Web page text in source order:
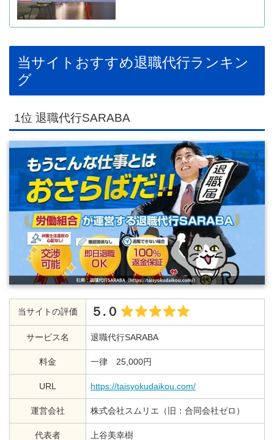
当サイトおすすめ退職代行ランキン
グ
1位 退職代行SARABA
当サイトの評価 ５.０
サービス名 退職代行SARABA
料金 一律 25,000円
URL https://taisyokudaikou.com/
運営会社 株式会社スムリエ（旧：合同会社ゼロ）
代表者 上谷美幸樹